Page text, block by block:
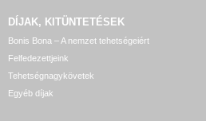
DÍJAK, KITÜNTETÉSEK
Bonis Bona – A nemzet tehetségeiért
Felfedezettjeink
Tehetségnagykövetek
Egyéb díjak